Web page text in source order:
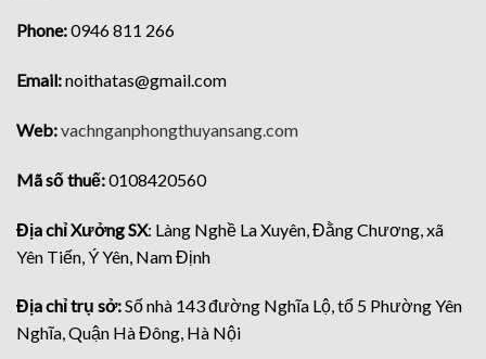
Phone:0946 811 266
Email:noithatas@gmail.com
Web:vachnganphongthuyansang.com
Mã số thuế:0108420560
Địa chỉ Xưởng SX: Làng Nghề La Xuyên, Đằng Chương, xã
Yên Tiến, Ý Yên, Nam Định
Địa chỉ trụ sở:Số nhà 143 đường Nghĩa Lộ, tổ 5 Phường Yên
Nghĩa, Quận Hà Đông, Hà Nội